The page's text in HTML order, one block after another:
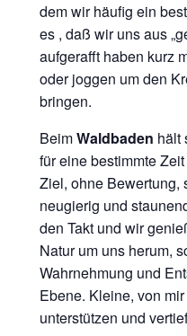
dem wir häufig ein
es , daß wir uns aus
aufgerafft haben kurz
oder joggen um den
bringen.
BeimWaldbaden hält
für eine bestimmte
Ziel, ohne Bewertung,
neugierig und
den Takt und wir
Natur um uns herum,
Wahrnehmung und
Ebene. Kleine, von
unterstützen und